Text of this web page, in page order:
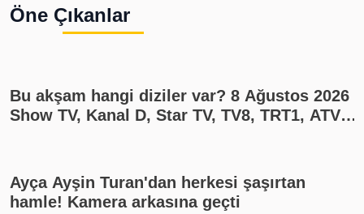
Öne Çıkanlar
Bu akşam hangi diziler var? 8 Ağustos 2026
Show TV, Kanal D, Star TV, TV8, TRT1, ATV
Ayça Ayşin Turan'dan herkesi şaşırtan
hamle! Kamera arkasına geçti